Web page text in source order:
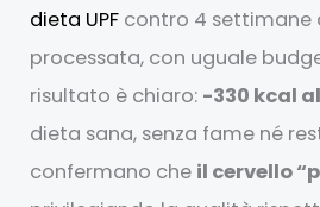
dieta UPF contro 4 settimane
processata, con uguale
risultato è chiaro: -330 kcal
dieta sana, senza fame né
confermano che il cervello